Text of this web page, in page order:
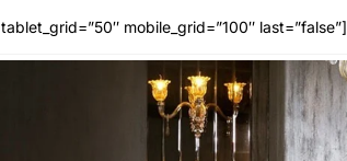
mobile_grid=”100″ last=”false”]